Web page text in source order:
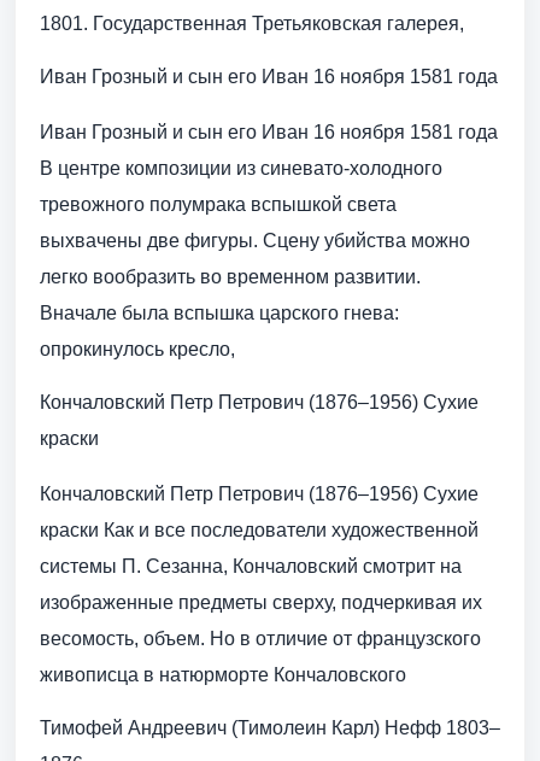
1801. Государственная Третьяковская галерея,
Иван Грозный и сын его Иван 16 ноября 1581 года
Иван Грозный и сын его Иван 16 ноября 1581 года
В центре композиции из синевато-холодного
тревожного полумрака вспышкой света
выхвачены две фигуры. Сцену убийства можно
легко вообразить во временном развитии.
Вначале была вспышка царского гнева:
опрокинулось кресло,
Кончаловский Петр Петрович (1876–1956) Сухие
краски
Кончаловский Петр Петрович (1876–1956) Сухие
краски Как и все последователи художественной
системы П. Сезанна, Кончаловский смотрит на
изображенные предметы сверху, подчеркивая их
весомость, объем. Но в отличие от французского
живописца в натюрморте Кончаловского
Тимофей Андреевич (Тимолеин Карл) Нефф 1803–